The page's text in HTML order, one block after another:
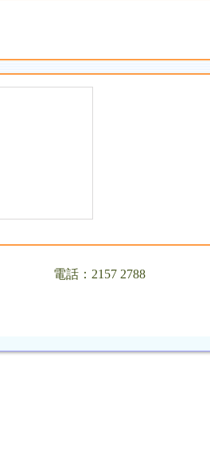
電話：2157 2788